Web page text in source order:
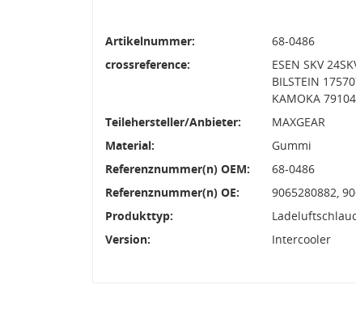
Artikelnummer:
68-0486
crossreference:
ESEN SKV
BILSTEIN
KAMOKA
Teilehersteller/Anbieter:
MAXGEAR
Material:
Gummi
Referenznummer(n) OEM:
68-0486
Referenznummer(n) OE:
9065280882,
Produkttyp:
Version:
Intercooler